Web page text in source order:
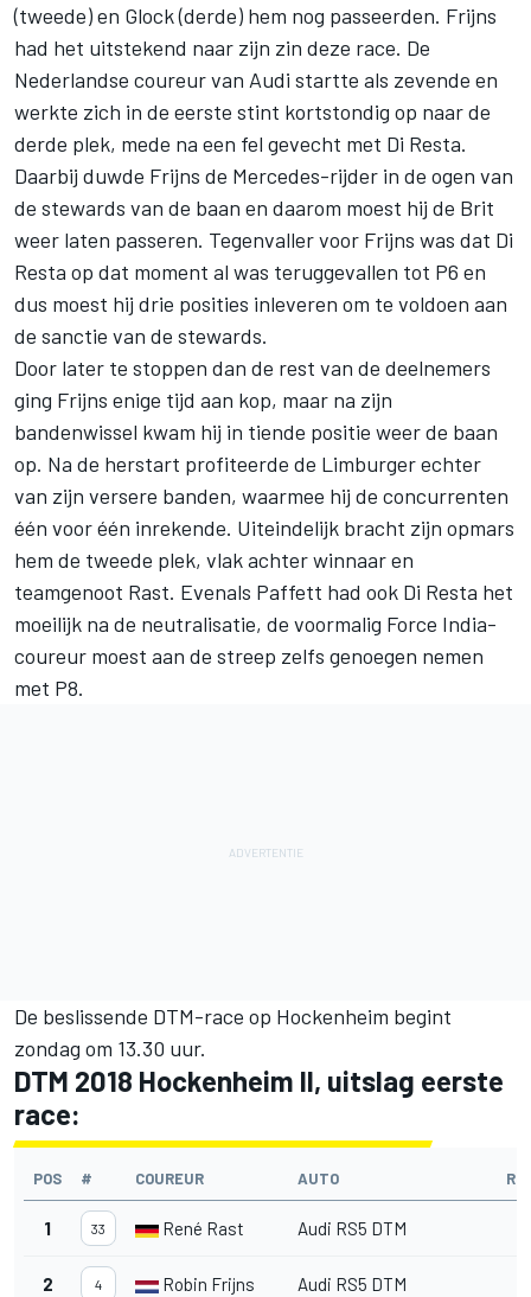
(tweede) en Glock (derde) hem nog passeerden. Frijns
had het uitstekend naar zijn zin deze race. De
Nederlandse coureur van Audi startte als zevende en
werkte zich in de eerste stint kortstondig op naar de
derde plek, mede na een fel gevecht met Di Resta.
Daarbij duwde Frijns de Mercedes-rijder in de ogen van
de stewards van de baan en daarom moest hij de Brit
weer laten passeren. Tegenvaller voor Frijns was dat Di
Resta op dat moment al was teruggevallen tot P6 en
dus moest hij drie posities inleveren om te voldoen aan
de sanctie van de stewards.
Door later te stoppen dan de rest van de deelnemers
ging Frijns enige tijd aan kop, maar na zijn
bandenwissel kwam hij in tiende positie weer de baan
op. Na de herstart profiteerde de Limburger echter
van zijn versere banden, waarmee hij de concurrenten
één voor één inrekende. Uiteindelijk bracht zijn opmars
hem de tweede plek, vlak achter winnaar en
teamgenoot Rast. Evenals Paffett had ook Di Resta het
moeilijk na de neutralisatie, de voormalig Force India-
coureur moest aan de streep zelfs genoegen nemen
met P8.
De beslissende DTM-race op Hockenheim begint
zondag om 13.30 uur.
DTM 2018 Hockenheim II, uitslag eerste
race:
POS # COUREUR AUTO
1 33 René Rast Audi RS5 DTM
2 4 Robin Frijns Audi RS5 DTM